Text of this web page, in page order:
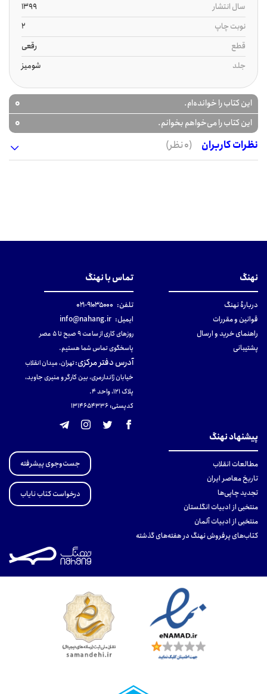
سال انتشار
1399
نوبت چاپ
2
قطع
رقعی
جلد
شومیز
این کتاب را خوانده‌ام. 0
این کتاب را می‌خواهم بخوانم.
0
نظرات کاربران
(0 نظر)
نهنگ
دربارهٔ نهنگ
قوانین و مقررات
راهنمای خرید و ارسال
پشتیبانی
تماس با نهنگ
تلفن: ۹۱۰۳۵۰۰۰-۰۲۱
ایمیل: info@nahang.ir
روزهای کاری از ساعت ۹ صبح تا ۵ عصر
پاسخگوی تماس شما هستیم.
آدرس دفتر مرکزی:تهران، میدان انقلاب
خیابان ژاندارمری، بین کارگر و منیری جاوید،
پلاک 121، واحد ۴.
کدپستی: 131465433۶
پیشنهاد نهنگ
مطالعات انقلاب
تاریخ معاصر ایران
تجدید چاپی‌ها
منتخبی از ادبیات انگلستان
منتخبی از ادبیات آلمان
کتاب‌های پرفروش نهنگ در هفته‌های گذشته
جست‌وجوی پیشرفته
درخواست کتاب نایاب